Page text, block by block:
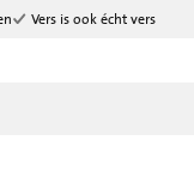
Vers is ook écht vers